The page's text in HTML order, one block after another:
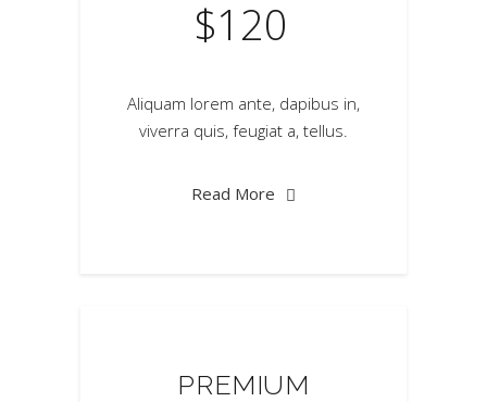
$120
Aliquam lorem ante, dapibus in,
viverra quis, feugiat a, tellus.
Read More
PREMIUM